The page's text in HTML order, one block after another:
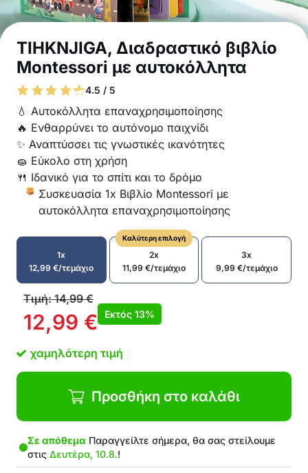
TIHKNJIGA, Διαδραστικό βιβλίο
Montessori με αυτοκόλλητα
4.5 / 5
💧 Αυτοκόλλητα επαναχρησιμοποίησης
🔥 Ενθαρρύνει το αυτόνομο παιχνίδι
✨ Αναπτύσσει τις γνωστικές ικανότητες
🧽 Εύκολο στη χρήση
🍴 Ιδανικό για το σπίτι και το δρόμο
Συσκευασία 1x Βιβλίο Montessori με
αυτοκόλλητα επαναχρησιμοποίησης
1x
12,99€/τεμάχιο
Καλύτερη επιλογή
2x
11,99 €/τεμάχιο
3x
9,99 €/τεμάχιο
Τιμή:14,99€
12,99 € Εκτός 13%
χαμηλότερη τιμή
Προσθήκη στο καλάθι
Σε απόθεμα Παραγγείλτε σήμερα, θα σας στείλουμε
στις Δευτέρα, 10.8.!